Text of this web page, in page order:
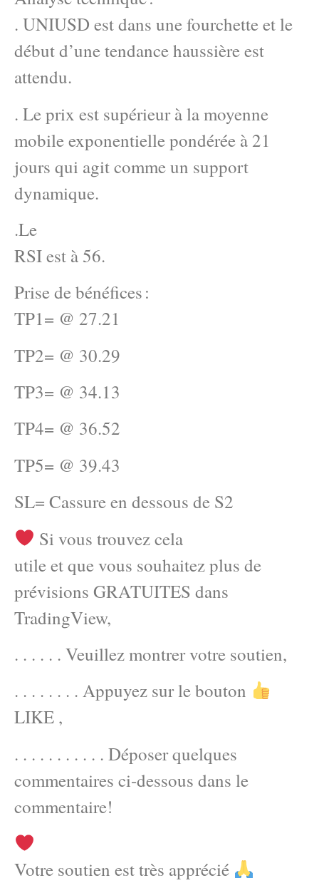
. UNIUSD est dans une fourchette et le
début d’une tendance haussière est
attendu.
. Le prix est supérieur à la moyenne
mobile exponentielle pondérée à 21
jours qui agit comme un support
dynamique.
.Le
RSI est à 56.
Prise de bénéfices :
TP1= @ 27.21
TP2= @ 30.29
TP3= @ 34.13
TP4= @ 36.52
TP5= @ 39.43
SL= Cassure en dessous de S2
Si vous trouvez cela
utile et que vous souhaitez plus de
prévisions GRATUITES dans
TradingView,
. . . . . . Veuillez montrer votre soutien,
. . . . . . . . Appuyez sur le bouton
LIKE ,
. . . . . . . . . . . Déposer quelques
commentaires ci-dessous dans le
commentaire!
Votre soutien est très apprécié